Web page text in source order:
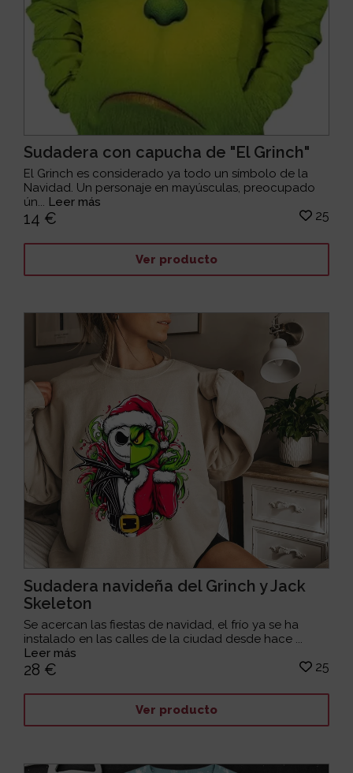
Sudadera con capucha de "El Grinch"
El Grinch es considerado ya todo un símbolo de la
Navidad. Un personaje en mayúsculas, preocupado
ún... Leer más
14 € 25
Ver producto
Sudadera navideña del Grinch y Jack
Skeleton
Se acercan las fiestas de navidad, el frío ya se ha
instalado en las calles de la ciudad desde hace ...
Leer más
28 € 25
Ver producto